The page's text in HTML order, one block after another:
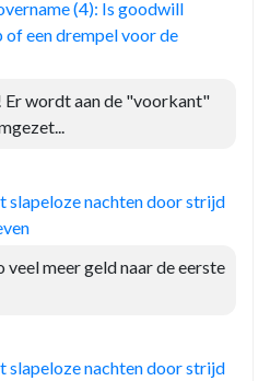
(4): Is goodwill
een drempel voor de
wordt aan de "voorkant"
slapeloze nachten door strijd
veel meer geld naar de eerste
slapeloze nachten door strijd